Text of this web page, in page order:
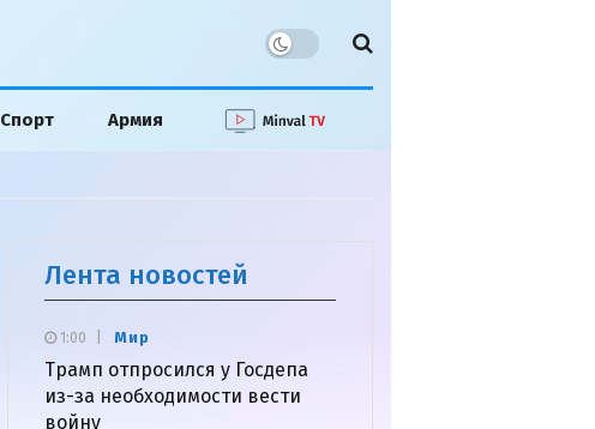
Спорт Армия
Лента новостей
Мир
Трамп отпросился у Госдепа
из-за необходимости вести
войну
1:00